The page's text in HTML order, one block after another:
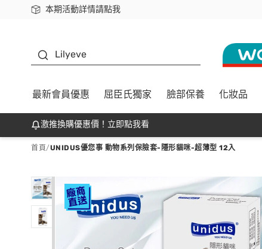
本期活動詳情請點我
下載app最高回饋$350
Lilyeve
最新會員優惠 屈臣氏獨家 臉部保養 化妝品
激推換購優惠價！立即點我看
首頁/UNIDUS優您事 動物系列保險套-隱形貓咪-超薄型 12入